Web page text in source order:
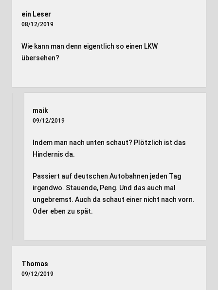
ein Leser
08/12/2019
Wie kann man denn eigentlich so einen LKW
übersehen?
maik
09/12/2019
Indem man nach unten schaut? Plötzlich ist das
Hindernis da.
Passiert auf deutschen Autobahnen jeden Tag
irgendwo. Stauende, Peng. Und das auch mal
ungebremst. Auch da schaut einer nicht nach vorn.
Oder eben zu spät.
Thomas
09/12/2019